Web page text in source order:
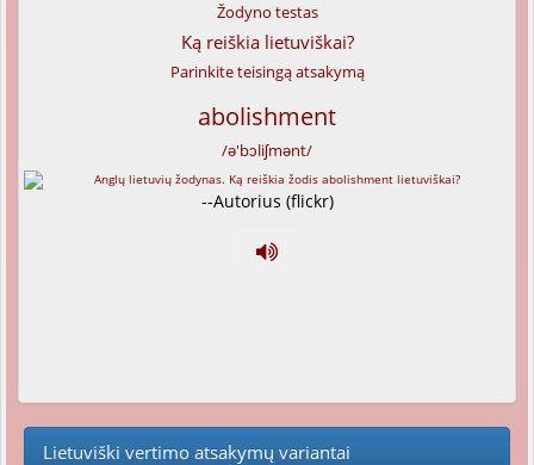
Žodyno testas
Ką reiškia lietuviškai?
Parinkite teisingą atsakymą
abolishment
/ə'bɔliʃmənt/
--Autorius (flickr)
Lietuviški vertimo atsakymų variantai